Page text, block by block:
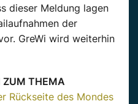
dieser Meldung lagen
der
GreWi wird weiterhin
ZUM THEMA
Rückseite des Mondes